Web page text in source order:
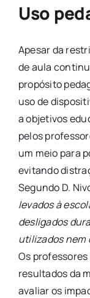
Uso
Apesar da
de aula
propósito
uso de
a objetivos
pelos
um meio para
evitando
Segundo D.
levados à
desligados
utilizados nem
Os
resultados da
avaliar os